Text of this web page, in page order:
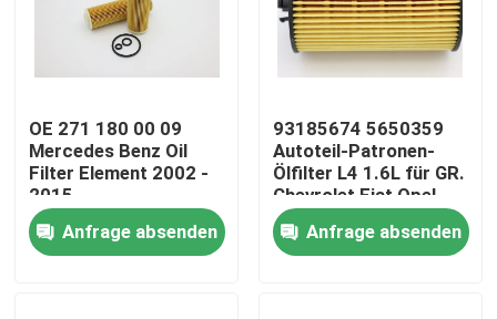
Haus
OE 271 180 00 09
Mercedes Benz Oil
Filter Element 2002 -
2015
Anfrage absenden
93185674 5650359
Autoteil-Patronen-
Ölfilter L4 1.6L für GR.
Chevrolet Fiat Opel
Anfrage absenden